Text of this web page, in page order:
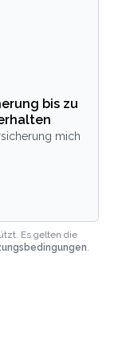
bis zu
mich
Es gelten die
.